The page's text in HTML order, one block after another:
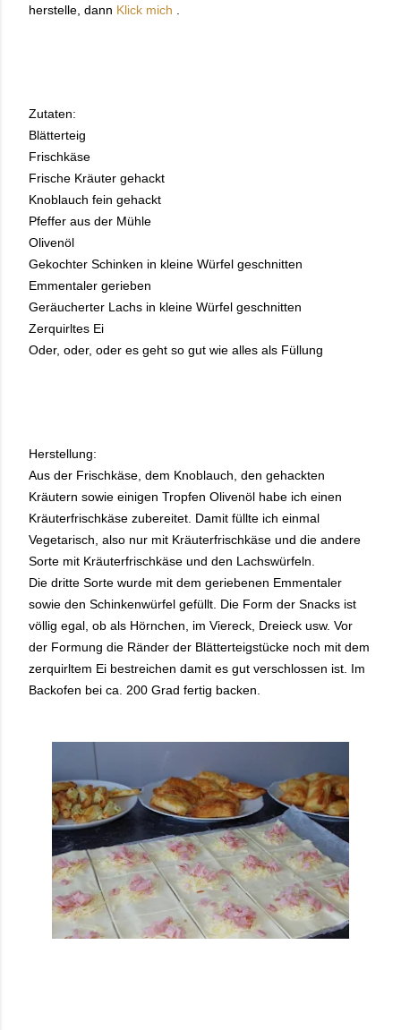
herstelle, dann Klick mich
Zutaten:
Blätterteig
Frischkäse
Frische Kräuter gehackt
Knoblauch fein gehackt
Pfeffer aus der Mühle
Olivenöl
Gekochter Schinken in kleine Würfel geschnitten
Emmentaler gerieben
Geräucherter Lachs in kleine Würfel geschnitten
Zerquirltes Ei
Oder, oder, oder es geht so gut wie alles als Füllung
Herstellung:
Aus der Frischkäse, dem Knoblauch, den gehackten
Kräutern sowie einigen Tropfen Olivenöl habe ich einen
Kräuterfrischkäse zubereitet. Damit füllte ich einmal
Vegetarisch, also nur mit Kräuterfrischkäse und die andere
Sorte mit Kräuterfrischkäse und den Lachswürfeln.
Die dritte Sorte wurde mit dem geriebenen Emmentaler
sowie den Schinkenwürfel gefüllt. Die Form der Snacks ist
völlig egal, ob als Hörnchen, im Viereck, Dreieck usw. Vor
der Formung die Ränder der Blätterteigstücke noch mit dem
zerquirltem Ei bestreichen damit es gut verschlossen ist. Im
Backofen bei ca. 200 Grad fertig backen.